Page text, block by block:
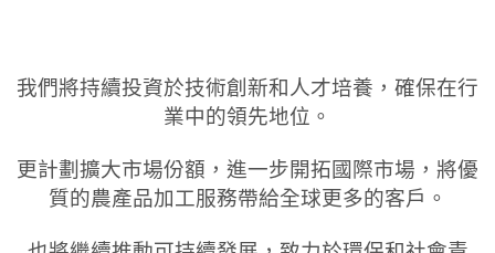
我們將持續投資於技術創新和人才培養，確保在行
業中的領先地位。
更計劃擴大市場份額，進一步開拓國際市場，將優
質的農產品加工服務帶給全球更多的客戶。